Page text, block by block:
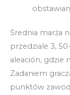
Średnia marża
przedziale 3,
aleación, gdzie
Zadaniem
punktów